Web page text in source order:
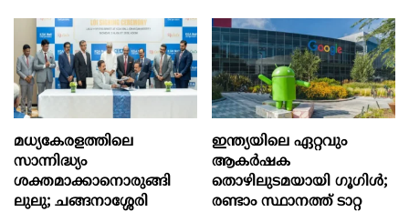
മധ്യകേരളത്തിലെ
സാന്നിദ്ധ്യം
ശക്തമാക്കാനൊരുങ്ങി
ലുലു; ചങ്ങനാശ്ശേരി
ഇന്ത്യയിലെ ഏറ്റവും
ആകര്‍ഷക
തൊഴിലുടമയായി ഗൂഗിള്‍;
രണ്ടാം സ്ഥാനത്ത് ടാറ്റ